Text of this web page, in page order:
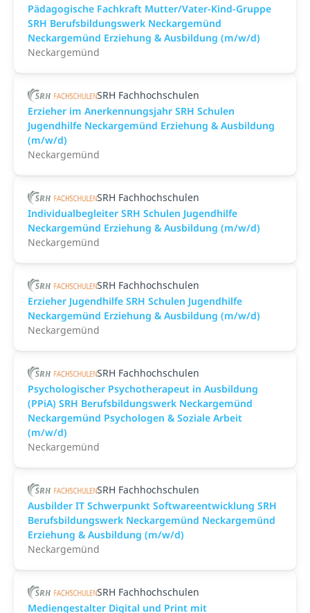
Pädagogische Fachkraft Mutter/Vater-Kind-Gruppe
SRH Berufsbildungswerk Neckargemünd
Neckargemünd Erziehung & Ausbildung (m/w/d)
Neckargemünd
SRH Fachhochschulen
Erzieher im Anerkennungsjahr SRH Schulen
Jugendhilfe Neckargemünd Erziehung & Ausbildung
(m/w/d)
Neckargemünd
SRH Fachhochschulen
Individualbegleiter SRH Schulen Jugendhilfe
Neckargemünd Erziehung & Ausbildung (m/w/d)
Neckargemünd
SRH Fachhochschulen
Erzieher Jugendhilfe SRH Schulen Jugendhilfe
Neckargemünd Erziehung & Ausbildung (m/w/d)
Neckargemünd
SRH Fachhochschulen
Psychologischer Psychotherapeut in Ausbildung
(PPiA) SRH Berufsbildungswerk Neckargemünd
Neckargemünd Psychologen & Soziale Arbeit
(m/w/d)
Neckargemünd
SRH Fachhochschulen
Ausbilder IT Schwerpunkt Softwareentwicklung SRH
Berufsbildungswerk Neckargemünd Neckargemünd
Erziehung & Ausbildung (m/w/d)
Neckargemünd
SRH Fachhochschulen
Mediengestalter Digital und Print mit